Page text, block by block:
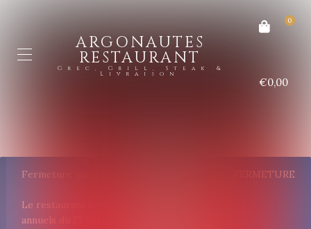
ARGONAUTES
RESTAURANT
Grec, Grill, Steak &
Livraison
0
€0,00
FERMETURE
Fermeture annuelle
Le restaurant sera fermé pour congés
annuels du 27 juillet au 26 août inclus.